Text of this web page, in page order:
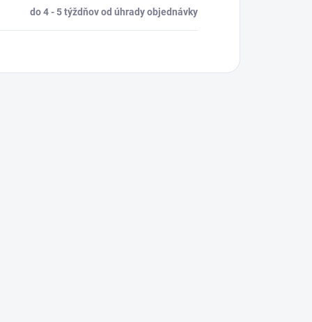
do 4 - 5 týždňov od úhrady objednávky